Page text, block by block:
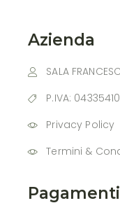
Azienda
SALA
P.IVA:
Privacy Policy
Termini &
Pagamenti